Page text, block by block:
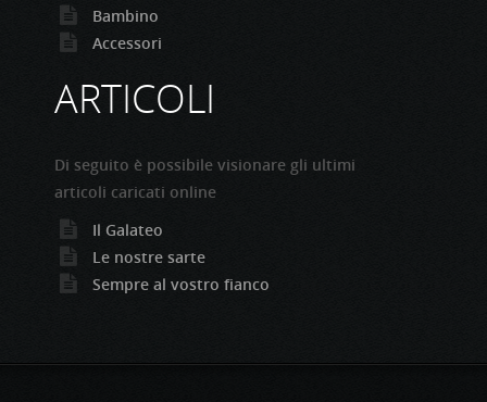
Bambino
Accessori
ARTICOLI
Di seguito è possibile visionare gli ultimi
articoli caricati online
Il Galateo
Le nostre sarte
Sempre al vostro fianco